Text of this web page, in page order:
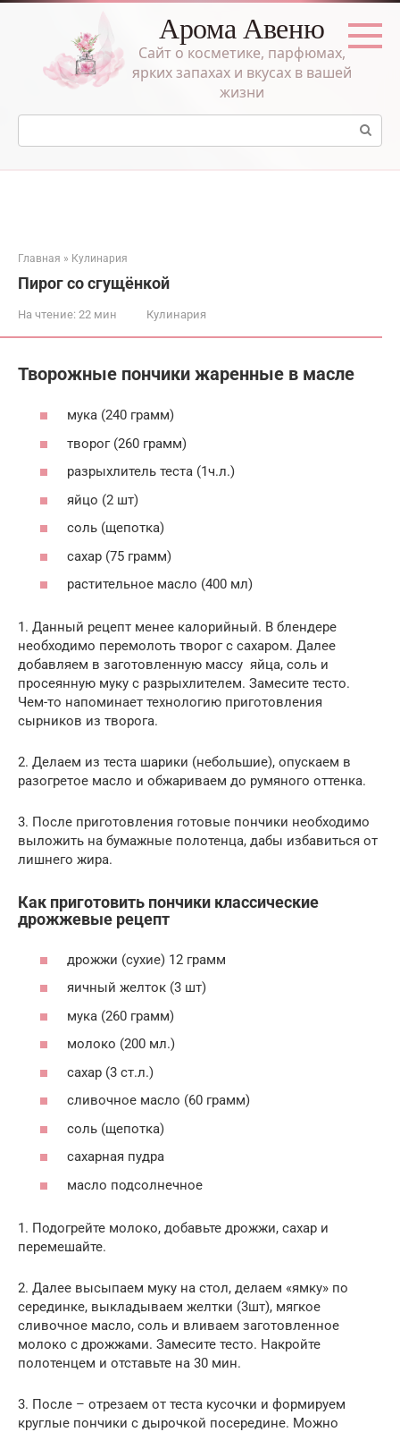
Перейти
Арома Авеню
Сайт о косметике, парфюмах,
ярких запахах и вкусах в вашей
жизни
Поиск:
Главная » Кулинария
Пирог со сгущёнкой
На чтение: 22 мин Кулинария
Творожные пончики жаренные в масле
мука (240 грамм)
творог (260 грамм)
разрыхлитель теста (1ч.л.)
яйцо (2 шт)
соль (щепотка)
сахар (75 грамм)
растительное масло (400 мл)
1. Данный рецепт менее калорийный. В блендере
необходимо перемолоть творог с сахаром. Далее
добавляем в заготовленную массу яйца, соль и
просеянную муку с разрыхлителем. Замесите тесто.
Чем-то напоминает технологию приготовления
сырников из творога.
2. Делаем из теста шарики (небольшие), опускаем в
разогретое масло и обжариваем до румяного оттенка.
3. После приготовления готовые пончики необходимо
выложить на бумажные полотенца, дабы избавиться от
лишнего жира.
Как приготовить пончики классические
дрожжевые рецепт
дрожжи (сухие) 12 грамм
яичный желток (3 шт)
мука (260 грамм)
молоко (200 мл.)
сахар (3 ст.л.)
сливочное масло (60 грамм)
соль (щепотка)
сахарная пудра
масло подсолнечное
1. Подогрейте молоко, добавьте дрожжи, сахар и
перемешайте.
2. Далее высыпаем муку на стол, делаем «ямку» по
серединке, выкладываем желтки (3шт), мягкое
сливочное масло, соль и вливаем заготовленное
молоко с дрожжами. Замесите тесто. Накройте
полотенцем и отставьте на 30 мин.
3. После – отрезаем от теста кусочки и формируем
круглые пончики с дырочкой посередине. Можно